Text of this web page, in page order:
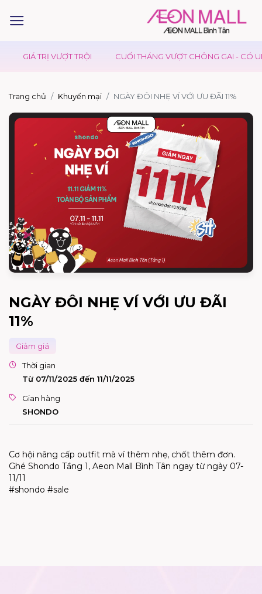
GIÁ TRỊ VƯỢT TRỘI CUỐI THÁNG VƯỢT CHÔNG GAI - CÓ
Trang chủ Khuyến mại NGÀY ĐÔI NHẸ VÍ VỚI ƯU ĐÃI 11%
NGÀY ĐÔI NHẸ VÍ VỚI ƯU ĐÃI
11%
Giảm giá
Thời gian
Từ 07/11/2025 đến 11/11/2025
Gian hàng
SHONDO
Cơ hội nâng cấp outfit mà ví thêm nhẹ, chốt thêm đơn.
Ghé Shondo Tầng 1, Aeon Mall Bình Tân ngay từ ngày 07-
11/11
#shondo #sale